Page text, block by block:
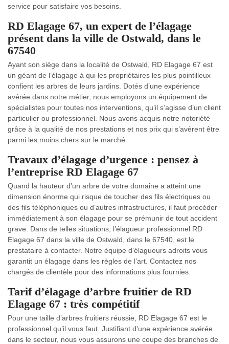
service pour satisfaire vos besoins.
RD Elagage 67, un expert de l’élagage
présent dans la ville de Ostwald, dans le
67540
Ayant son siège dans la localité de Ostwald, RD Elagage 67 est
un géant de l’élagage à qui les propriétaires les plus pointilleux
confient les arbres de leurs jardins. Dotés d’une expérience
avérée dans notre métier, nous employons un équipement de
spécialistes pour toutes nos interventions, qu’il s’agisse d’un client
particulier ou professionnel. Nous avons acquis notre notoriété
grâce à la qualité de nos prestations et nos prix qui s’avèrent être
parmi les moins chers sur le marché.
Travaux d’élagage d’urgence : pensez à
l’entreprise RD Elagage 67
Quand la hauteur d’un arbre de votre domaine a atteint une
dimension énorme qui risque de toucher des fils électriques ou
des fils téléphoniques ou d’autres infrastructures, il faut procéder
immédiatement à son élagage pour se prémunir de tout accident
grave. Dans de telles situations, l’élagueur professionnel RD
Elagage 67 dans la ville de Ostwald, dans le 67540, est le
prestataire à contacter. Notre équipe d’élagueurs adroits vous
garantit un élagage dans les règles de l’art. Contactez nos
chargés de clientèle pour des informations plus fournies.
Tarif d’élagage d’arbre fruitier de RD
Elagage 67 : très compétitif
Pour une taille d’arbres fruitiers réussie, RD Elagage 67 est le
professionnel qu’il vous faut. Justifiant d’une expérience avérée
dans le secteur, nous vous assurons une coupe des branches de